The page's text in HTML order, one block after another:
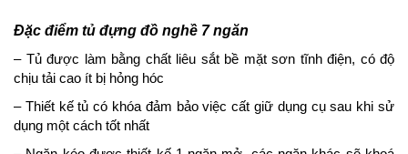
Đặc điểm tủ đựng đồ nghề 7 ngăn
– Tủ được làm bằng chất liêu sắt bề mặt sơn tĩnh điện, có độ
chịu tải cao ít bị hỏng hóc
– Thiết kế tủ có khóa đảm bảo việc cất giữ dụng cụ sau khi sử
dụng một cách tốt nhất